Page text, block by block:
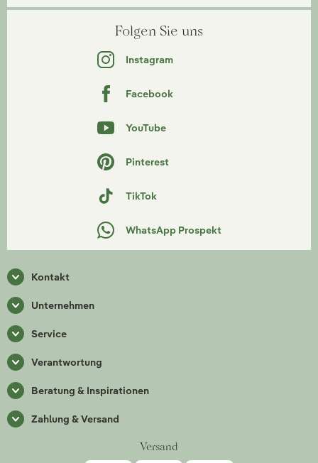
Folgen Sie uns
Instagram
Facebook
YouTube
Pinterest
TikTok
WhatsApp Prospekt
Kontakt
Unternehmen
Service
Verantwortung
Beratung & Inspirationen
Zahlung & Versand
Versand